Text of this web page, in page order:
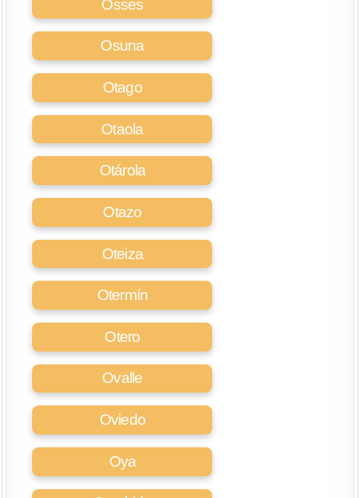
Osses
Osuna
Otago
Otaola
Otárola
Otazo
Oteiza
Otermín
Otero
Ovalle
Oviedo
Oya